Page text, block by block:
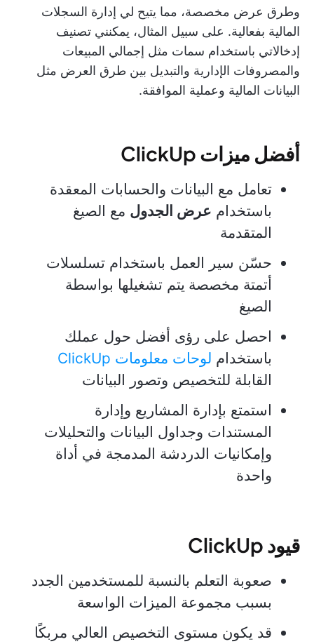
وطرق عرض مخصصة، مما يتيح لي إدارة السجلات
المالية بفعالية. على سبيل المثال، يمكنني تصنيف
إدخالاتي باستخدام سمات مثل إجمالي المبيعات
والمصروفات الإدارية والتبديل بين طرق العرض مثل
البيانات المالية وعملية الموافقة.
أفضل ميزات ClickUp
تعامل مع البيانات والحسابات المعقدة
باستخدام عرض الجدول مع الصيغ
المتقدمة
حسّن سير العمل باستخدام تسلسلات
أتمتة مخصصة يتم تشغيلها بواسطة
الصيغ
احصل على رؤى أفضل حول عملك
باستخدام لوحات معلومات ClickUp
القابلة للتخصيص وتصور البيانات
استمتع بإدارة المشاريع وإدارة
المستندات وجداول البيانات والتحليلات
وإمكانيات الدردشة المدمجة في أداة
واحدة
قيود ClickUp
صعوبة التعلم بالنسبة للمستخدمين الجدد
بسبب مجموعة الميزات الواسعة
قد يكون مستوى التخصيص العالي مربكًا